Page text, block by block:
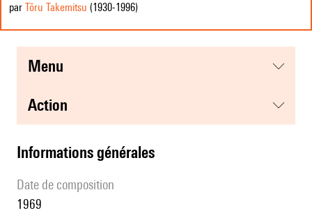
par Tōru Takemitsu (1930-1996)
menu
action
informations générales
date de composition
1969